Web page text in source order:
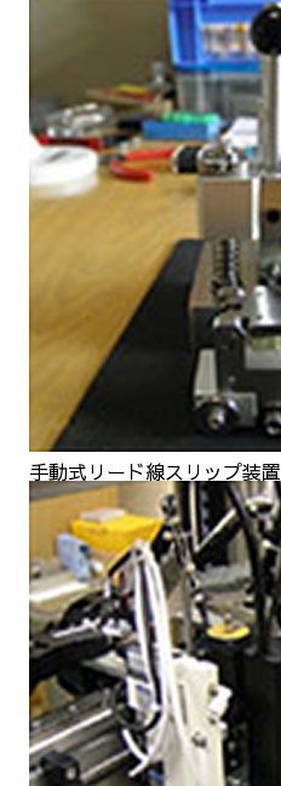
手動式リード線スリップ装置